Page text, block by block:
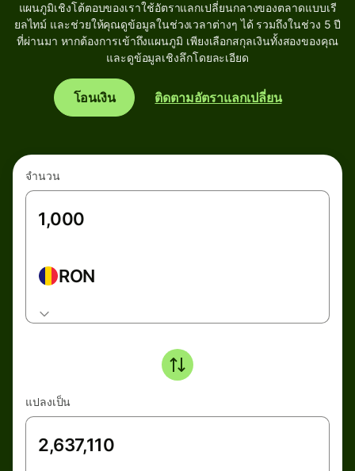
แผนภูมิเชิงโต้ตอบของเราใช้อัตราแลกเปลี่ยนกลางของตลาดแบบเรี
ยลไทม์ และช่วยให้คุณดูข้อมูลในช่วงเวลาต่างๆ ได้ รวมถึงในช่วง 5 ปี
ที่ผ่านมา หากต้องการเข้าถึงแผนภูมิ เพียงเลือกสกุลเงินทั้งสองของคุณ
และดูข้อมูลเชิงลึกโดยละเอียด
โอนเงิน ติดตามอัตราแลกเปลี่ยน
จำนวน
RON
แปลงเป็น